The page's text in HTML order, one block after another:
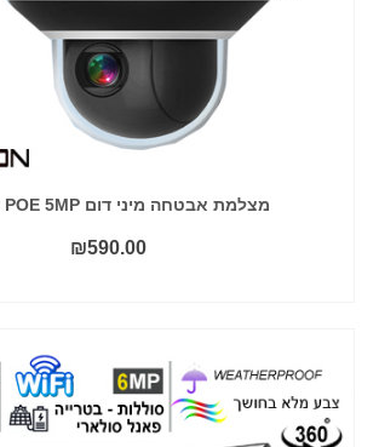
מצלמת אבטחה מיני דום PTZ IP POE 5MP
₪590.00